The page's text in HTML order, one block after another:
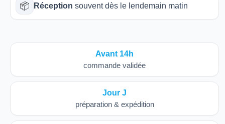
📦 Réception souvent dès le lendemain matin
Avant 14h
commande validée
Jour J
préparation & expédition